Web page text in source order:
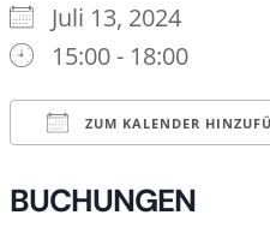
Juli 13, 2024
15:00 - 18:00
ZUM KALENDER
BUCHUNGEN